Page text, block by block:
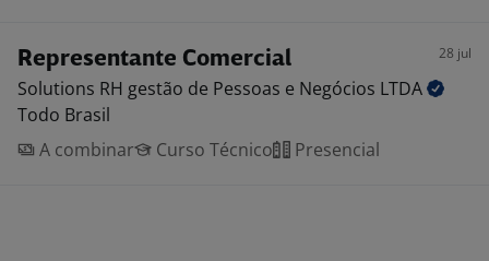
Representante Comercial 28 jul
Solutions RH gestão de Pessoas e Negócios LTDA
Todo Brasil
A combinar
Curso Técnico Presencial